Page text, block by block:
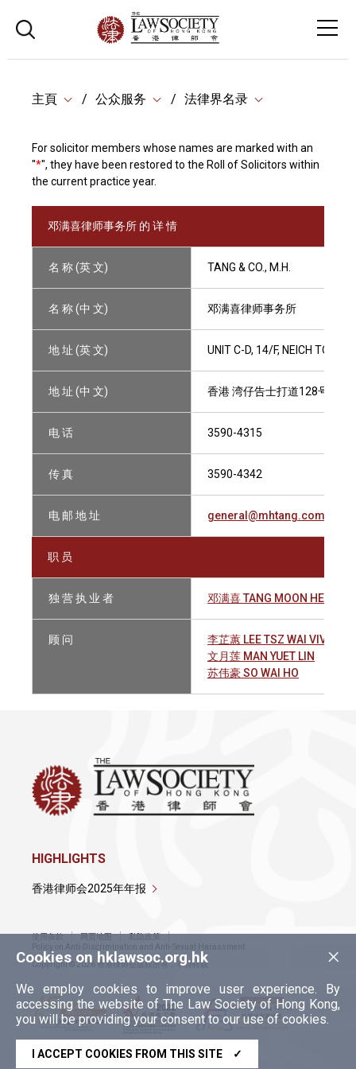
主頁 公众服务 法律界名录
For solicitor members whose names are marked with an
"*", they have been restored to the Roll of Solicitors within
the current practice year.
邓满喜律师事务所 的 详 情
名 称 (英 文) TANG & CO., M.H.
名 称 (中 文) 邓满喜律师事务所
地 址 (英 文) UNIT C-D, 14/F, NEICH
地 址 (中 文) 香港 湾仔告士打道128号 祥
电 话 3590-4315
传 真 3590-4342
电 邮 地 址 general@mhtang.com.hk
职 员
独 营 执 业 者 邓满喜 TANG MOON HEY
顾 问
李芷蕙 LEE TSZ WAI VIVIAN
文月莲 MAN YUET LIN
苏伟豪 SO WAI HO
×
Cookies on hklawsoc.org.hk
We employ cookies to improve user experience. By
accessing the website of The Law Society of Hong Kong,
you will be providing your consent to our use of cookies.
I ACCEPT COOKIES FROM THIS SITE ✓
HIGHLIGHTS
香港律师会2025年年报
使用条款 网页地图
私隐政策
Policy on Anti-Discrimination and Anti-Sexual Harassment
Copyright © 2026 香港律师会版权所有，不得转载